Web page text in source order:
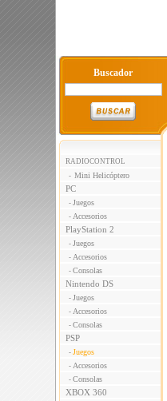
Buscador
RADIOCONTROL
- Mini Helicóptero
PC
- Juegos
- Accesorios
PlayStation 2
- Juegos
- Accesorios
- Consolas
Nintendo DS
- Juegos
- Accesorios
- Consolas
PSP
- Juegos
- Accesorios
- Consolas
XBOX 360